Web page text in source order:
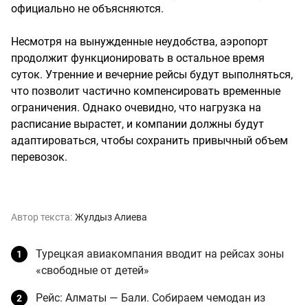
официально не объясняются.
Несмотря на вынужденные неудобства, аэропорт
продолжит функционировать в остальное время
суток. Утренние и вечерние рейсы будут выполняться,
что позволит частично компенсировать временные
ограничения. Однако очевидно, что нагрузка на
расписание вырастет, и компании должны будут
адаптироваться, чтобы сохранить привычный объем
перевозок.
Автор текста: Жулдыз Алиева
Турецкая авиакомпания вводит на рейсах зоны
«свободные от детей»
Рейс: Алматы — Бали. Собираем чемодан из